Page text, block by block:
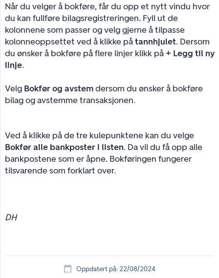
Når du velger å bokføre, får du opp et nytt vindu hvor
du kan fullføre bilagsregistreringen. Fyll ut de
kolonnene som passer og velg gjerne å tilpasse
kolonneoppsettet ved å klikke påtannhjulet. Dersom
du ønsker å bokføre på flere linjer klikk på+ Legg til ny
linje.
Velg Bokfør og avstemdersom du ønsker å bokføre
bilag og avstemme transaksjonen.
Ved å klikke på de tre kulepunktene kan du velge
Bokfør alle bankposter i listen. Da vil du få opp alle
bankpostene som er åpne. Bokføringen fungerer
tilsvarende som forklart over.
DH
Oppdatert på: 22/08/2024